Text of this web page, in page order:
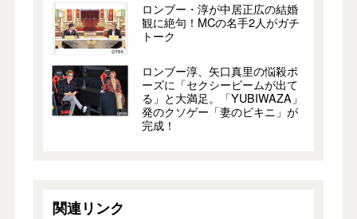
ロンブー・淳が中居正広の結婚
観に絶句！MCの名手2人がガチ
トーク
ロンブー淳、矢口真里の悩殺ポ
ーズに「セクシービームが出て
る」と大満足。「YUBIWAZA」
発のクソゲー「妻のビキニ」が
完成！
関連リンク